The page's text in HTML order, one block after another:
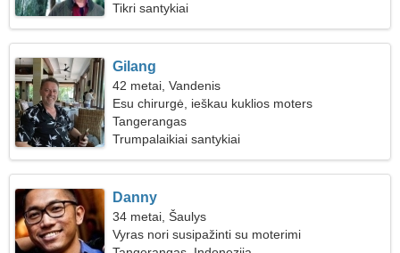
Tikri santykiai
Gilang
42 metai, Vandenis
Esu chirurgė, ieškau kuklios moters
Tangerangas
Trumpalaikiai santykiai
Danny
34 metai, Šaulys
Vyras nori susipažinti su moterimi